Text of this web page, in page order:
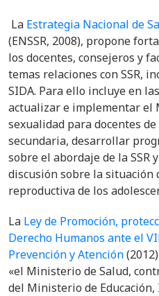
La Estrategia Nacional de
(ENSSR, 2008), propone
los docentes, consejeros y
temas relaciones con SSR,
SIDA. Para ello incluye en
actualizar e implementar el
sexualidad para docentes
secundaria, desarrollar
sobre el abordaje de la SSR
discusión sobre la situación
reproductiva de los
La Ley de Promoción,
Derecho Humanos ante el
Prevención y Atención
«el Ministerio de Salud,
del Ministerio de